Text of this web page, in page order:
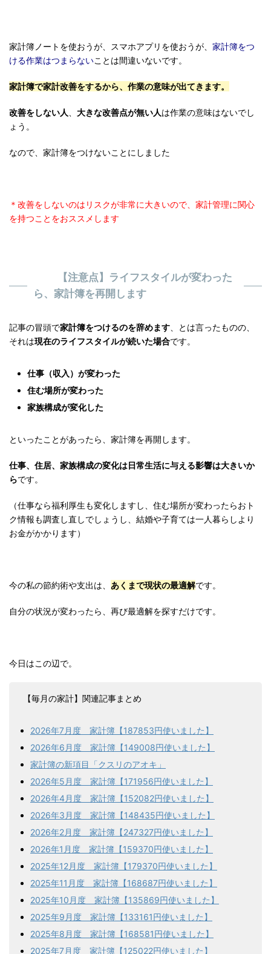
家計簿ノートを使おうが、スマホアプリを使おうが、 家計簿をつ
ける作業はつまらないことは間違いないです。
家計簿で家計改善をするから、作業の意味が出てきます。
改善をしない人 大きな改善点が無い人は作業の意味はないでし
ょう。
なので、家計簿をつけないことにしました
＊改善をしないのはリスクが非常に大きいので、家計管理に関心
を持つことをおススメします
【注意点】ライフスタイルが変わった
ら、家計簿を再開します
記事の冒頭で家計簿をつけるのを辞めます 、とは言ったものの、
それは現在のライフスタイルが続いた場合です。
仕事（収入）が変わった
住む場所が変わった
家族構成が変化した
といったことがあったら、家計簿を再開します。
仕事、住居、家族構成の変化は日常生活に与える影響は大きいか
らです。
（仕事なら福利厚生も変化しますし、住む場所が変わったらおト
ク情報も調査し直しでしょうし、結婚や子育ては一人暮らしより
お金がかかります）
今の私の節約術や支出は、 あくまで現状の最適解です。
自分の状況が変わったら、再び最適解を探すだけです。
今日はこの辺で。
【毎月の家計】関連記事まとめ
2026年7月度 家計簿【187853円使いました】
2026年6月度 家計簿【149008円使いました】
家計簿の新項目「クスリのアオキ」
2026年5月度 家計簿【171956円使いました】
2026年4月度 家計簿【152082円使いました】
2026年3月度 家計簿【148435円使いました】
2026年2月度 家計簿【247327円使いました】
2026年1月度 家計簿【159370円使いました】
2025年12月度 家計簿【179370円使いました】
2025年11月度 家計簿【168687円使いました】
2025年10月度 家計簿【135869円使いました】
2025年9月度 家計簿【133161円使いました】
2025年8月度 家計簿【168581円使いました】
2025年7月度 家計簿【125022円使いました】